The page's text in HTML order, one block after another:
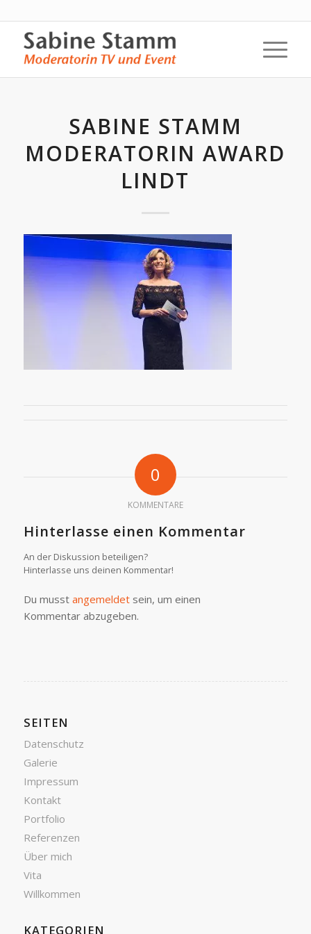
SABINE STAMM
MODERATORIN AWARD
LINDT
0
KOMMENTARE
Hinterlasse einen Kommentar
An der Diskussion beteiligen?
Hinterlasse uns deinen Kommentar!
Du musst angemeldetsein, um einen
Kommentar abzugeben.
SEITEN
Datenschutz
Galerie
Impressum
Kontakt
Portfolio
Referenzen
Über mich
Vita
Willkommen
KATEGORIEN